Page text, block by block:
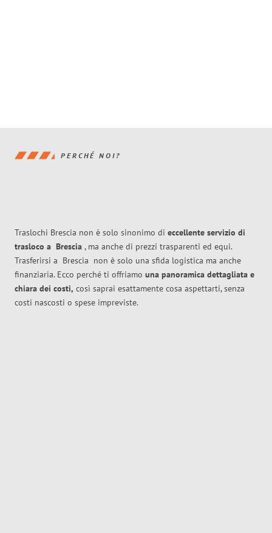
PERCHÉ NOI?
Traslochi Brescia non è solo sinonimo di eccellente servizio di
trasloco a Brescia , ma anche di prezzi trasparenti ed equi.
Trasferirsi a Brescia non è solo una sfida logistica ma anche
finanziaria. Ecco perché ti offriamo una panoramica dettagliata e
chiara dei costi, così saprai esattamente cosa aspettarti, senza
costi nascosti o spese impreviste.